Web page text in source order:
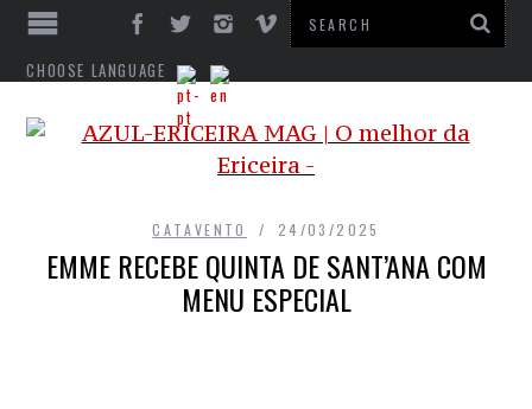
CHOOSE LANGUAGE
CATAVENTO 24/03/2025
EMME RECEBE QUINTA DE SANT’ANA COM
MENU ESPECIAL